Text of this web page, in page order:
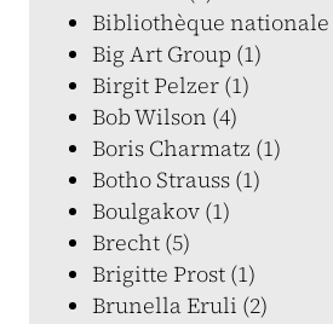
Bibliothèque nationale
Big Art Group (1)
Birgit Pelzer (1)
Bob Wilson (4)
Boris Charmatz (1)
Botho Strauss (1)
Boulgakov (1)
Brecht (5)
Brigitte Prost (1)
Brunella Eruli (2)